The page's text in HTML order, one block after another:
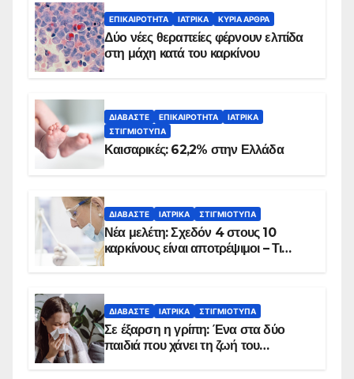
ΕΠΙΚΑΙΡΌΤΗΤΑ ΙΑΤΡΙΚΆ ΚΥΡΙΑ ΑΡΘΡΑ
Δύο νέες θεραπείες φέρνουν ελπίδα
στη μάχη κατά του καρκίνου
ΔΙΑΒΆΣΤΕ ΕΠΙΚΑΙΡΌΤΗΤΑ
ΙΑΤΡΙΚΆ
ΣΤΙΓΜΙΌΤΥΠΑ
Καισαρικές: 62,2% στην Ελλάδα
ΔΙΑΒΆΣΤΕ ΙΑΤΡΙΚΆ ΣΤΙΓΜΙΌΤΥΠΑ
Νέα μελέτη: Σχεδόν 4 στους 10
καρκίνους είναι αποτρέψιμοι – Τι
ΔΙΑΒΆΣΤΕ ΙΑΤΡΙΚΆ ΣΤΙΓΜΙΌΤΥΠΑ
Σε έξαρση η γρίπη: Ένα στα δύο
παιδιά που χάνει τη ζωή του